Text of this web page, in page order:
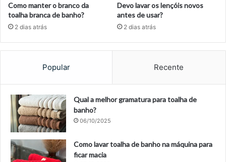
Como manter o branco da
toalha branca de banho?
2 dias atrás
Devo lavar os lençóis novos
antes de usar?
2 dias atrás
Popular Recente
Qual a melhor gramatura para toalha de
banho?
06/10/2025
Como lavar toalha de banho na máquina para
ficar macia